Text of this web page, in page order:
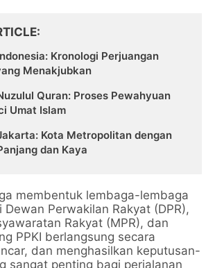
Kronologi Perjuangan
Menakjubkan
Quran: Proses Pewahyuan
Umat Islam
Kota Metropolitan dengan
dan Kaya
membentuk lembaga-lembaga
Perwakilan Rakyat (DPR),
Rakyat (MPR), dan
PPKI berlangsung secara
dan menghasilkan keputusan-
sangat penting bagi perjalanan